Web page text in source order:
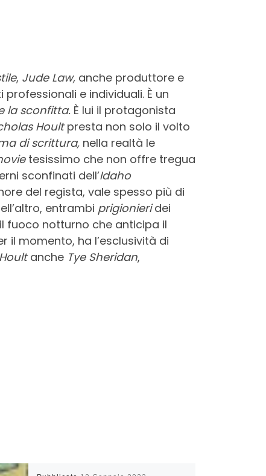
, Jude Law, anche produttore e
e individuali. È un
la sconfitta. È lui il protagonista
Houltpresta non solo il volto
di scrittura, nella realtà le
tesissimo che non offre tregua
sconfinati dell’Idaho
del regista, vale spesso più di
entrambi prigionieridei
fuoco notturno che anticipa il
il momento, ha l’esclusività di
anche Tye Sheridan,